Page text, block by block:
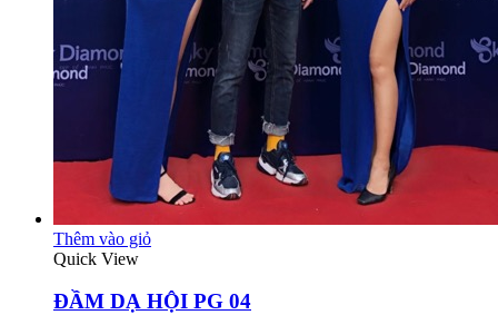
Thêm vào giỏ
Quick View
ĐẦM DẠ HỘI PG 04